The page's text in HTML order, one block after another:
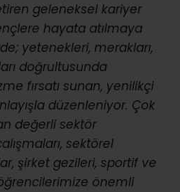
geleneksel kariyer
hayata atılmaya
yetenekleri, merakları,
doğrultusunda
fırsatı sunan, yenilikçi
düzenleniyor. Çok
değerli sektör
sektörel
şirket gezileri, sportif ve
önemli